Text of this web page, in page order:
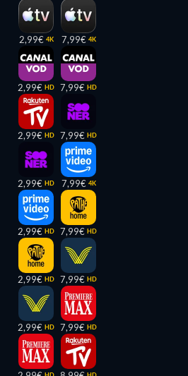
2,99€ 4K
2,99€ HD
2,99€ HD
2,99€ HD
2,99€ HD
2,99€ HD
2,99€ HD
7,99€ 4K
7,99€ HD
7,99€ HD
7,99€ 4K
7,99€ HD
7,99€ HD
7,99€ HD